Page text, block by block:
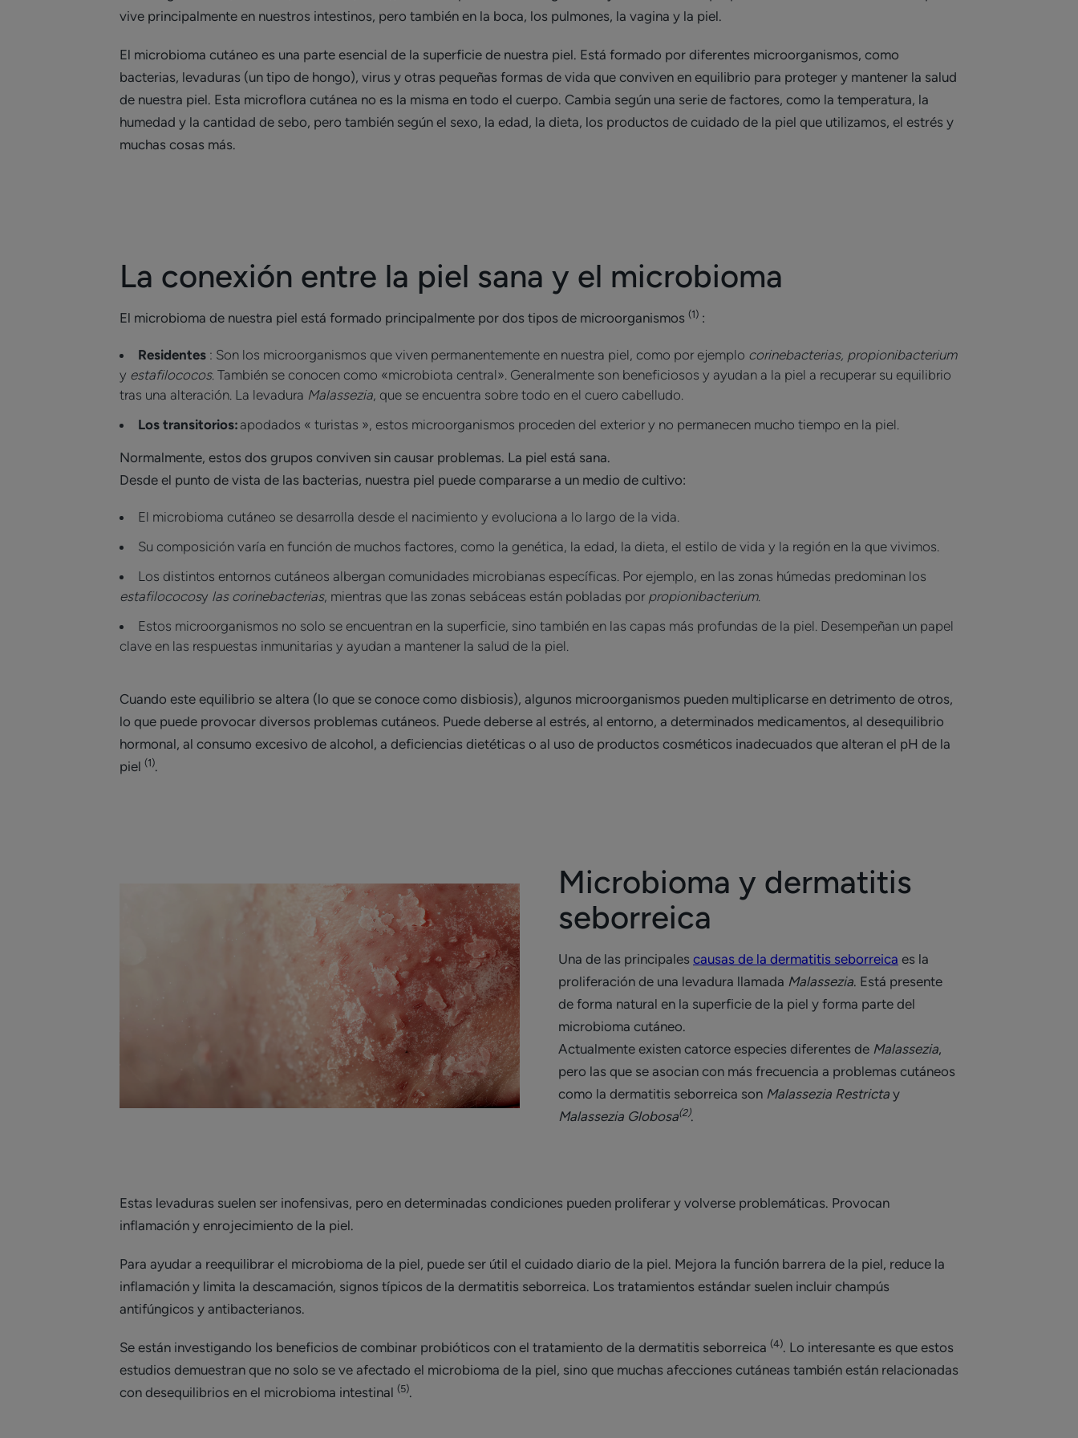
vive principalmente en nuestros intestinos, pero también en la boca, los pulmones, la vagina y la piel.
El microbioma cutáneo es una parte esencial de la superficie de nuestra piel. Está formado por diferentes microorganismos, como
bacterias, levaduras (un tipo de hongo), virus y otras pequeñas formas de vida que conviven en equilibrio para proteger y mantener la salud
de nuestra piel. Esta microflora cutánea no es la misma en todo el cuerpo. Cambia según una serie de factores, como la temperatura, la
humedad y la cantidad de sebo, pero también según el sexo, la edad, la dieta, los productos de cuidado de la piel que utilizamos, el estrés y
muchas cosas más.
La conexión entre la piel sana y el microbioma
El microbioma de nuestra piel está formado principalmente por dos tipos de microorganismos (1):
Residentes: Son los microorganismos que viven permanentemente en nuestra piel, como por ejemplo corinebacterias, propionibacterium
y estafilococos. También se conocen como «microbiota central». Generalmente son beneficiosos y ayudan a la piel a recuperar su equilibrio
tras una alteración. La levadura Malassezia, que se encuentra sobre todo en el cuero cabelludo.
Los transitorios: apodados « turistas », estos microorganismos proceden del exterior y no permanecen mucho tiempo en la piel.
Normalmente, estos dos grupos conviven sin causar problemas. La piel está sana.
Desde el punto de vista de las bacterias, nuestra piel puede compararse a un medio de cultivo:
El microbioma cutáneo se desarrolla desde el nacimiento y evoluciona a lo largo de la vida.
Su composición varía en función de muchos factores, como la genética, la edad, la dieta, el estilo de vida y la región en la que vivimos.
Los distintos entornos cutáneos albergan comunidades microbianas específicas. Por ejemplo, en las zonas húmedas predominan los
estafilococosy las corinebacterias, mientras que las zonas sebáceas están pobladas por propionibacterium.
Estos microorganismos no solo se encuentran en la superficie, sino también en las capas más profundas de la piel. Desempeñan un papel
clave en las respuestas inmunitarias y ayudan a mantener la salud de la piel.
Cuando este equilibrio se altera (lo que se conoce como disbiosis), algunos microorganismos pueden multiplicarse en detrimento de otros,
lo que puede provocar diversos problemas cutáneos. Puede deberse al estrés, al entorno, a determinados medicamentos, al desequilibrio
hormonal, al consumo excesivo de alcohol, a deficiencias dietéticas o al uso de productos cosméticos inadecuados que alteran el pH de la
piel (1).
Microbioma y dermatitis
seborreica
Una de las principales causas de la dermatitis seborreica es la
proliferación de una levadura llamada Malassezia. Está presente
de forma natural en la superficie de la piel y forma parte del
microbioma cutáneo.
Actualmente existen catorce especies diferentes de Malassezia,
pero las que se asocian con más frecuencia a problemas cutáneos
como la dermatitis seborreica son Malassezia Restricta y
Malassezia Globosa(2).
Estas levaduras suelen ser inofensivas, pero en determinadas condiciones pueden proliferar y volverse problemáticas. Provocan
inflamación y enrojecimiento de la piel.
Para ayudar a reequilibrar el microbioma de la piel, puede ser útil el cuidado diario de la piel. Mejora la función barrera de la piel, reduce la
inflamación y limita la descamación, signos típicos de la dermatitis seborreica. Los tratamientos estándar suelen incluir champús
antifúngicos y antibacterianos.
Se están investigando los beneficios de combinar probióticos con el tratamiento de la dermatitis seborreica (4). Lo interesante es que estos
estudios demuestran que no solo se ve afectado el microbioma de la piel, sino que muchas afecciones cutáneas también están relacionadas
con desequilibrios en el microbioma intestinal (5).